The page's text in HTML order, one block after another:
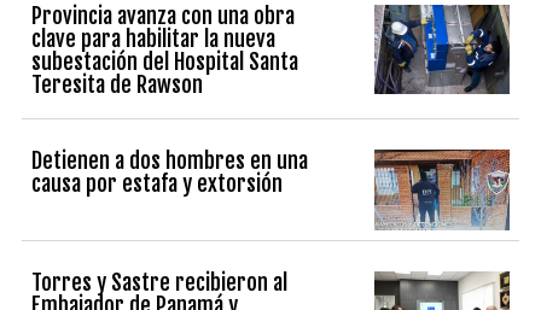
Provincia avanza con una obra
clave para habilitar la nueva
subestación del Hospital Santa
Teresita de Rawson
Detienen a dos hombres en una
causa por estafa y extorsión
Torres y Sastre recibieron al